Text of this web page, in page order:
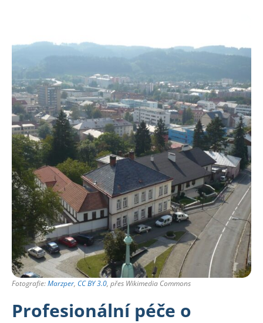
Fotografie:Marzper, CC BY 3.0, přes Wikimedia Commons
Profesionální péče o